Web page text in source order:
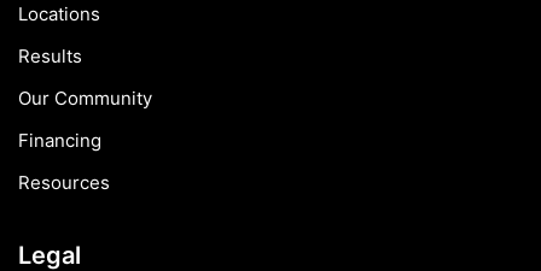
Locations
Results
Our Community
Financing
Resources
Legal